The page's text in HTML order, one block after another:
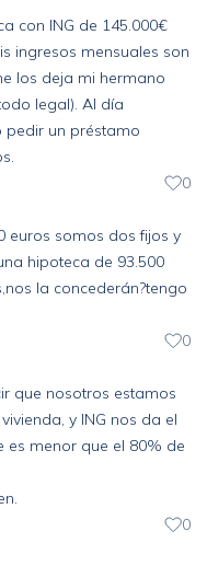
con ING de 145.000€
ingresos mensuales son
los deja mi hermano
legal). Al día
pedir un préstamo
0
euros somos dos fijos y
hipoteca de 93.500
la concederán?tengo
0
que nosotros estamos
y ING nos da el
menor que el 80% de
0